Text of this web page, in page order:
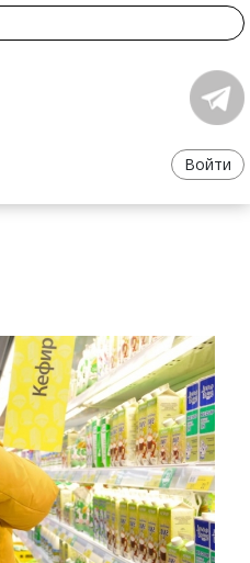
Войти